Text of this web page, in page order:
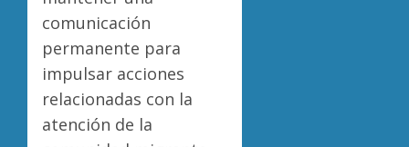
comunicación
permanente para
impulsar acciones
relacionadas con la
atención de la